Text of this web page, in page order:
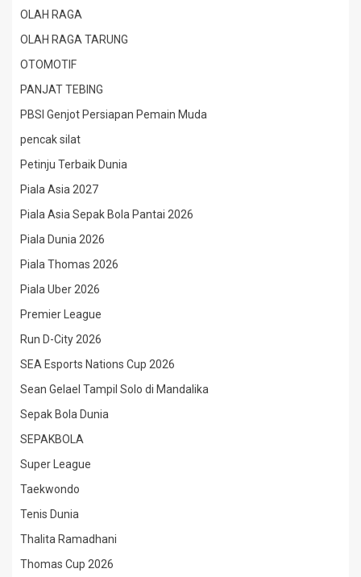
OLAH RAGA
OLAH RAGA TARUNG
OTOMOTIF
PANJAT TEBING
PBSI Genjot Persiapan Pemain Muda
pencak silat
Petinju Terbaik Dunia
Piala Asia 2027
Piala Asia Sepak Bola Pantai 2026
Piala Dunia 2026
Piala Thomas 2026
Piala Uber 2026
Premier League
Run D-City 2026
SEA Esports Nations Cup 2026
Sean Gelael Tampil Solo di Mandalika
Sepak Bola Dunia
SEPAKBOLA
Super League
Taekwondo
Tenis Dunia
Thalita Ramadhani
Thomas Cup 2026